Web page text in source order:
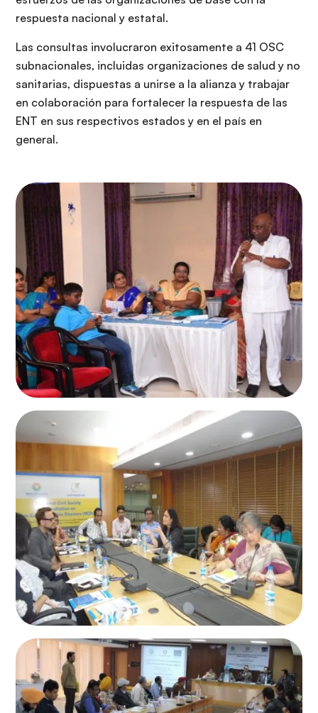
respuesta nacional y estatal.
Las consultas involucraron exitosamente a 41 OSC
subnacionales, incluidas organizaciones de salud y no
sanitarias, dispuestas a unirse a la alianza y trabajar
en colaboración para fortalecer la respuesta de las
ENT en sus respectivos estados y en el país en
general.